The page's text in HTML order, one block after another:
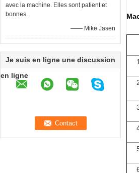
avec la machine. Elles sont patient et
bonnes.
—— Mike Jasen
Je suis en ligne une discussion
en ligne
1